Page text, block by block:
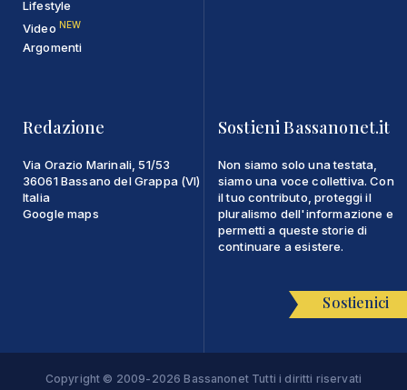
Lifestyle
Video NEW
Argomenti
Redazione
Via Orazio Marinali, 51/53
36061 Bassano del Grappa (VI)
Italia
Google maps
Sostieni Bassanonet.it
Non siamo solo una testata,
siamo una voce collettiva. Con
il tuo contributo, proteggi il
pluralismo dell'informazione e
permetti a queste storie di
continuare a esistere.
Sostienici
Copyright © 2009-2026 Bassanonet Tutti i diritti riservati